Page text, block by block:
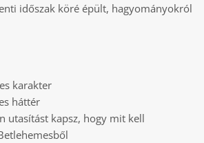
időszak köré épült, hagyományokról
karakter
háttér
utasítást kapsz, hogy mit kell